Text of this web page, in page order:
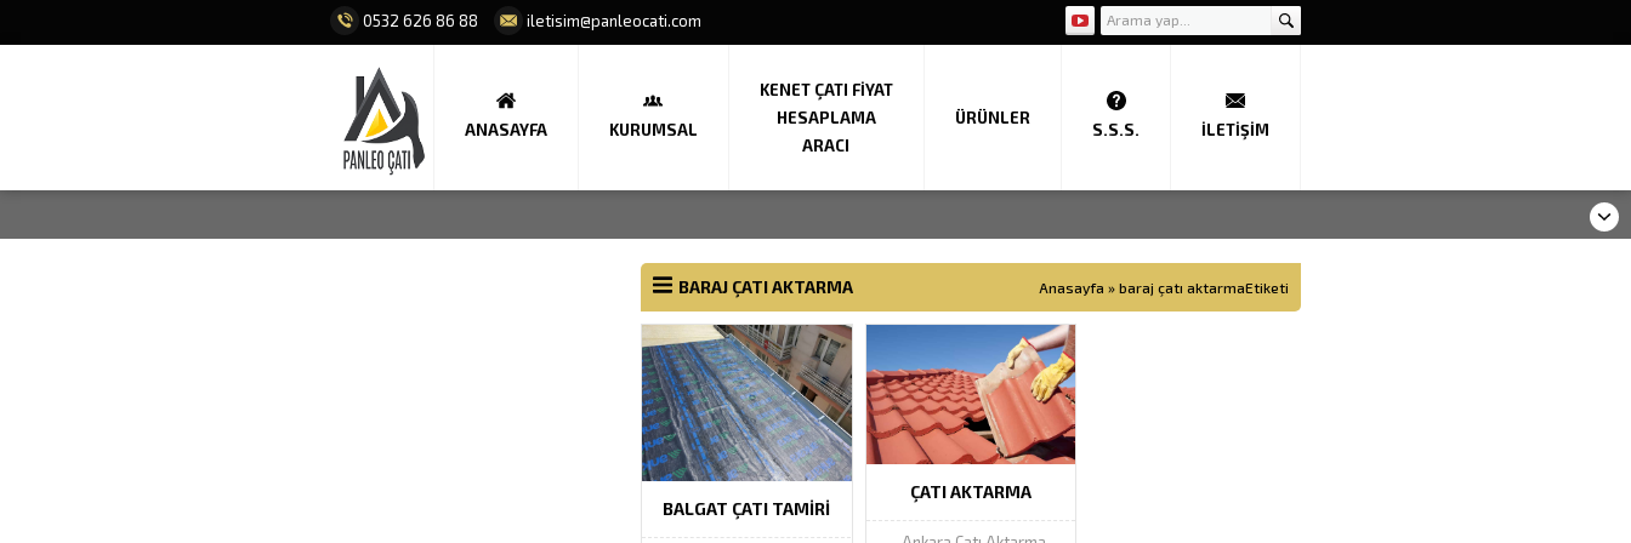
0532 626 86 88 iletisim@panleocati.com
ANASAYFA KURUMSAL
KENET ÇATI FIYAT
HESAPLAMA
ARACI
ÜRÜNLER
S.S.S. İLETIŞIM
BARAJ ÇATI AKTARMA Anasayfa » baraj çatı aktarmaEtiketi
BALGAT ÇATI TAMIRI
ÇATI AKTARMA